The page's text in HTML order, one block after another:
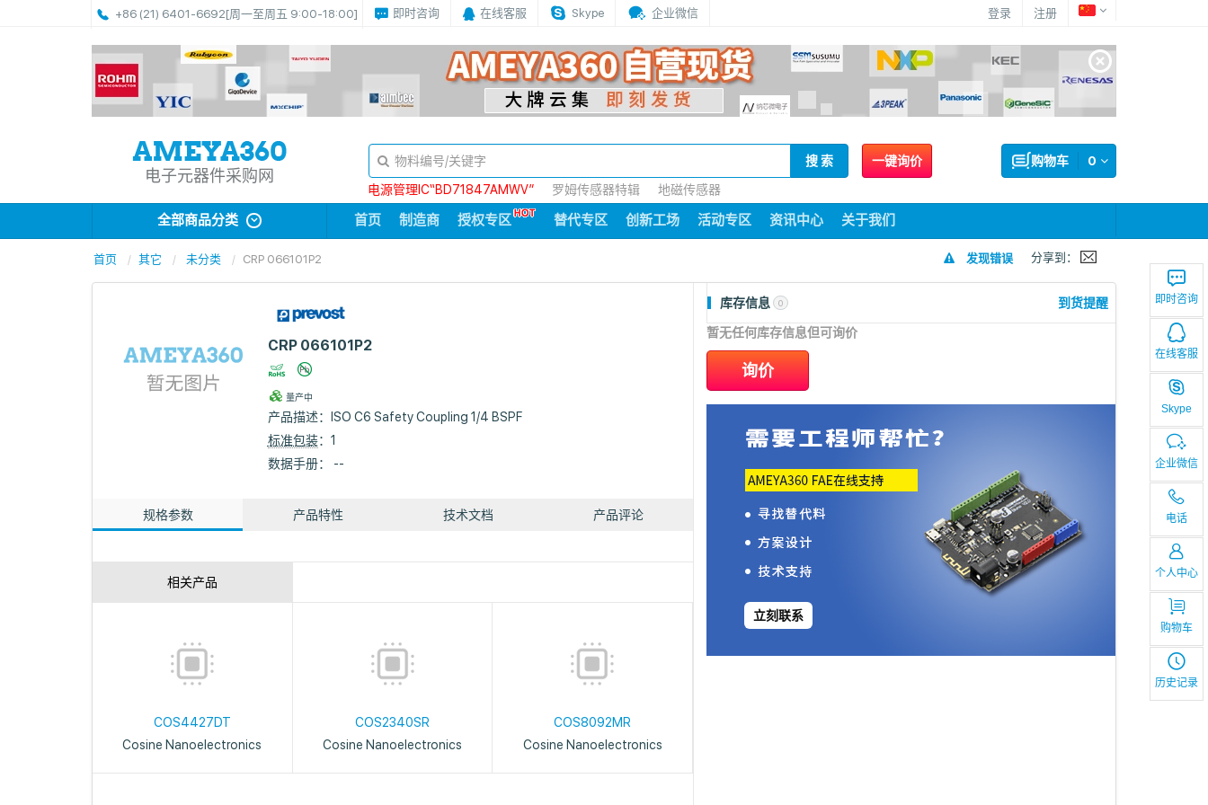
+86 (21) 6401-6692[周一至周五 9:00-18:00] 即时咨询 在线客服 Skype 企业微信 登录 注册
即时咨询
在线客服
Skype
企业微信
电话
个人中心
购物车
历史记录
电子元器件采购网
一键询价 0
购物车
搜 索
电源管理IC“BD71847AMWV”
罗姆传感器特辑 地磁传感器
全部商品分类 首页 制造商 授权专区 替代专区 创新工场 活动专区 资讯中心 关于我们
首页 其它 未分类 CRP 066101P2 发现错误 分享到：
CRP 066101P2
量产中
产品描述：
ISO C6 Safety Coupling 1/4 BSPF
标准包装：1
数据手册： --
规格参数 产品特性 技术文档 产品评论
相关产品
COS4427DT
Cosine Nanoelectronics
COS2340SR
Cosine Nanoelectronics
COS8092MR
Cosine Nanoelectronics
库存信息 0 到货提醒
暂无任何库存信息但可询价
询价
立刻联系